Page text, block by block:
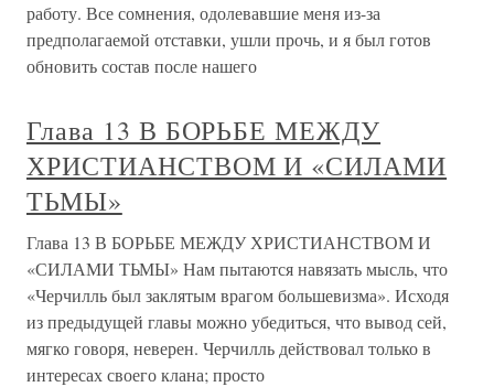
работу. Все сомнения, одолевавшие меня из-за
предполагаемой отставки, ушли прочь, и я был готов
обновить состав после нашего
Глава 13 В БОРЬБЕ МЕЖДУ
ХРИСТИАНСТВОМ И «СИЛАМИ
ТЬМЫ»
Глава 13 В БОРЬБЕ МЕЖДУ ХРИСТИАНСТВОМ И
«СИЛАМИ ТЬМЫ» Нам пытаются навязать мысль, что
«Черчилль был заклятым врагом большевизма». Исходя
из предыдущей главы можно убедиться, что вывод сей,
мягко говоря, неверен. Черчилль действовал только в
интересах своего клана; просто